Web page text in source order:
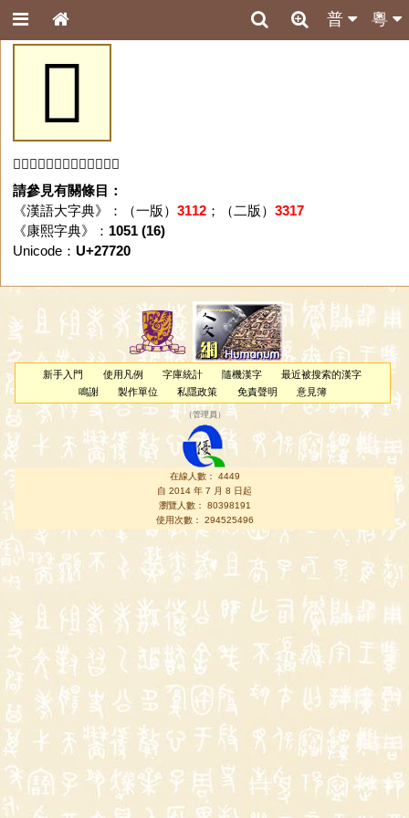
粵
普
𧜠
「𧜠」字未收錄於本資料庫。
請參見有關條目：
《漢語大字典》：（一版） 3112；（二版） 3317
《康熙字典》： 1051 (16)
Unicode： U+27720
新手入門 使用凡例 字庫統計 隨機漢字
最近被搜索的漢字
鳴謝
製作單位 私隱政策 免責聲明 意見簿
（管理員 ）
在線人數： 4449
自 2014 年 7 月 8 日起
瀏覽人數： 80398191
使用次數： 294525496